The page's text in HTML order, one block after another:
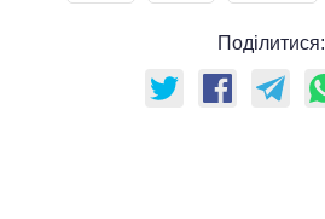
Поділитися: